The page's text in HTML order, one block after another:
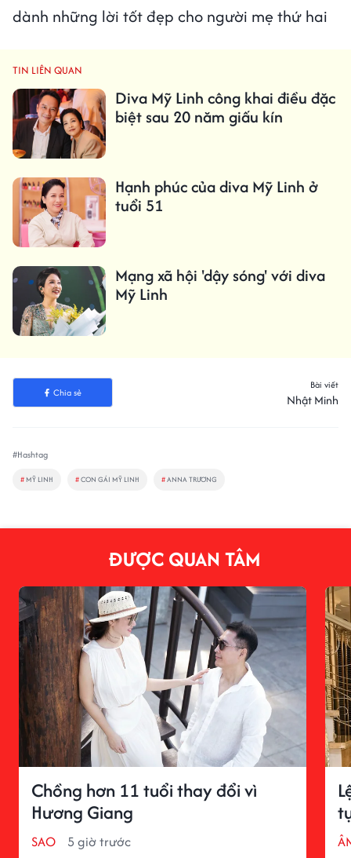
dành những lời tốt đẹp cho người mẹ thứ hai
TIN LIÊN QUAN
Diva Mỹ Linh công khai điều đặc
biệt sau 20 năm giấu kín
Hạnh phúc của diva Mỹ Linh ở
tuổi 51
Mạng xã hội 'dậy sóng' với diva
Mỹ Linh
Chia sẻ
Bài viết
Nhật Minh
#Hashtag
# MỸ LINH #CON GÁI MỸ LINH #ANNA TRƯƠNG
ĐƯỢC QUAN TÂM
Chồng hơn 11 tuổi thay đổi vì
Hương Giang
SAO 5 giờ trước